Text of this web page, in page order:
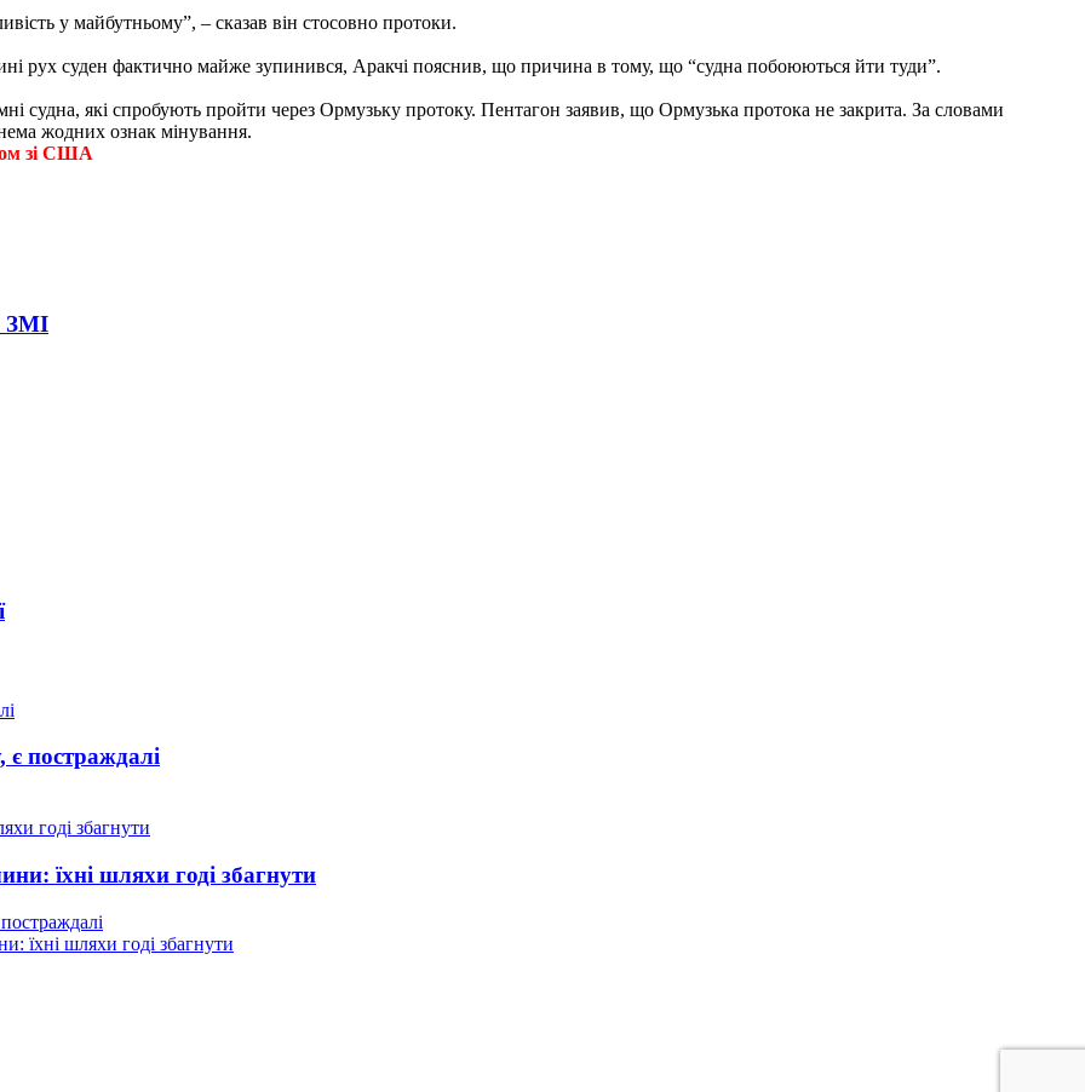
у майбутньому”, – сказав він стосовно протоки.
рух суден фактично майже зупинився, Аракчі пояснив, що причина в тому, що “судна побоюються йти туди”.
судна, які спробують пройти через Ормузьку протоку. Пентагон заявив, що Ормузька протока не закрита. За словами
жодних ознак мінування.
зі США
ЗМІ
є постраждалі
їхні шляхи годі збагнути
їхні шляхи годі збагнути